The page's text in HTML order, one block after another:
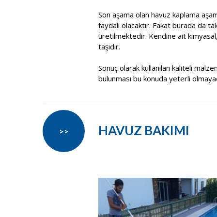
Son aşama olan havuz kaplama
faydalı olacaktır. Fakat burada da
üretilmektedir. Kendine ait
taşıdır.
Sonuç olarak kullanılan kaliteli
bulunması bu konuda yeterli
HAVUZ BAKIMI
>>